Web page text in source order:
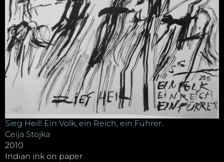
Sieg Heil! Ein Volk, ein Reich, ein Führer.
Ceija Stojka
2010
Indian ink on paper